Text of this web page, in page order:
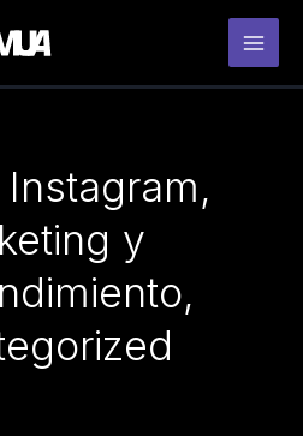
Instagram,
y
,